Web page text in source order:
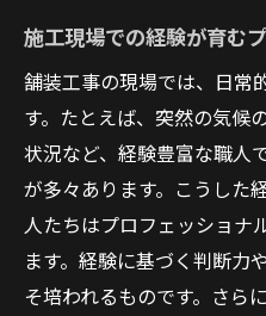
施工現場での経験が育む
舗装工事の現場では、日常
す。たとえば、突然の気候
状況など、経験豊富な職人
が多々あります。こうした
人たちはプロフェッショナ
ます。経験に基づく判断力
そ培われるものです。さら